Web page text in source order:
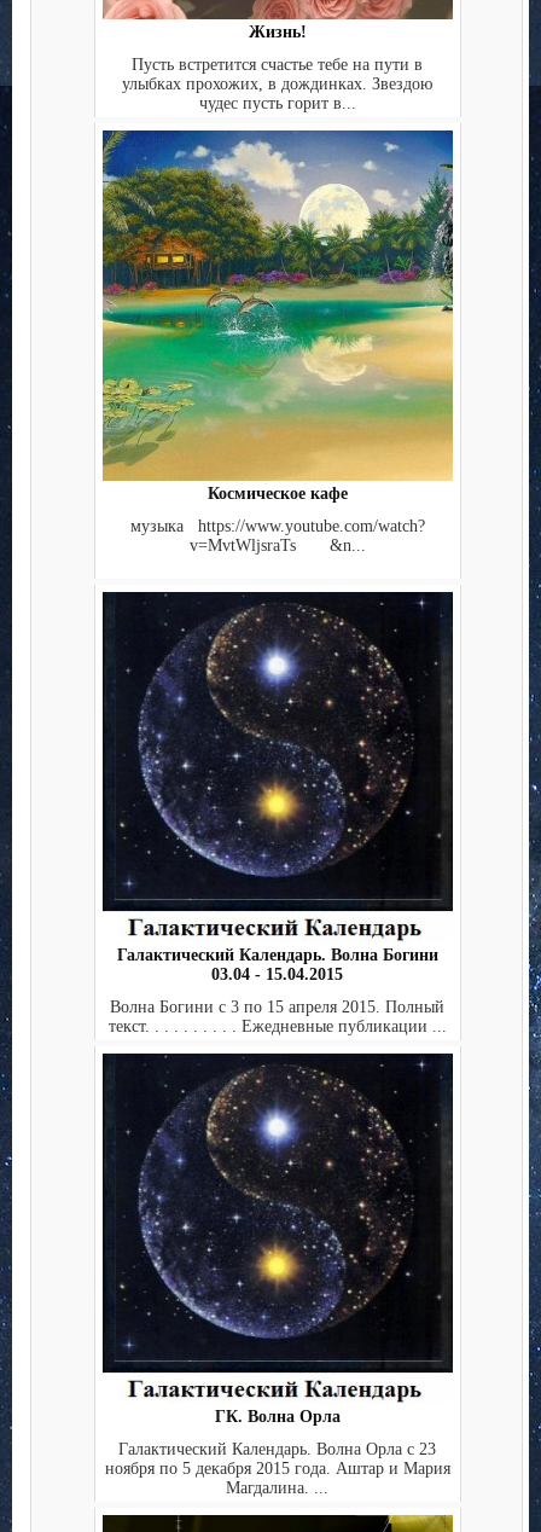
Жизнь!
Пусть встретится счастье тебе на пути в
улыбках прохожих, в дождинках. Звездою
чудес пусть горит в...
Космическое кафе
музыка https://www.youtube.com/watch?
v=MvtWljsraTs &n...
Галактический Календарь. Волна Богини
03.04 - 15.04.2015
Волна Богини с 3 по 15 апреля 2015. Полный
текст. . . . . . . . . . Ежедневные публикации ...
ГК. Волна Орла
Галактический Календарь. Волна Орла с 23
ноября по 5 декабря 2015 года. Аштар и Мария
Магдалина. ...